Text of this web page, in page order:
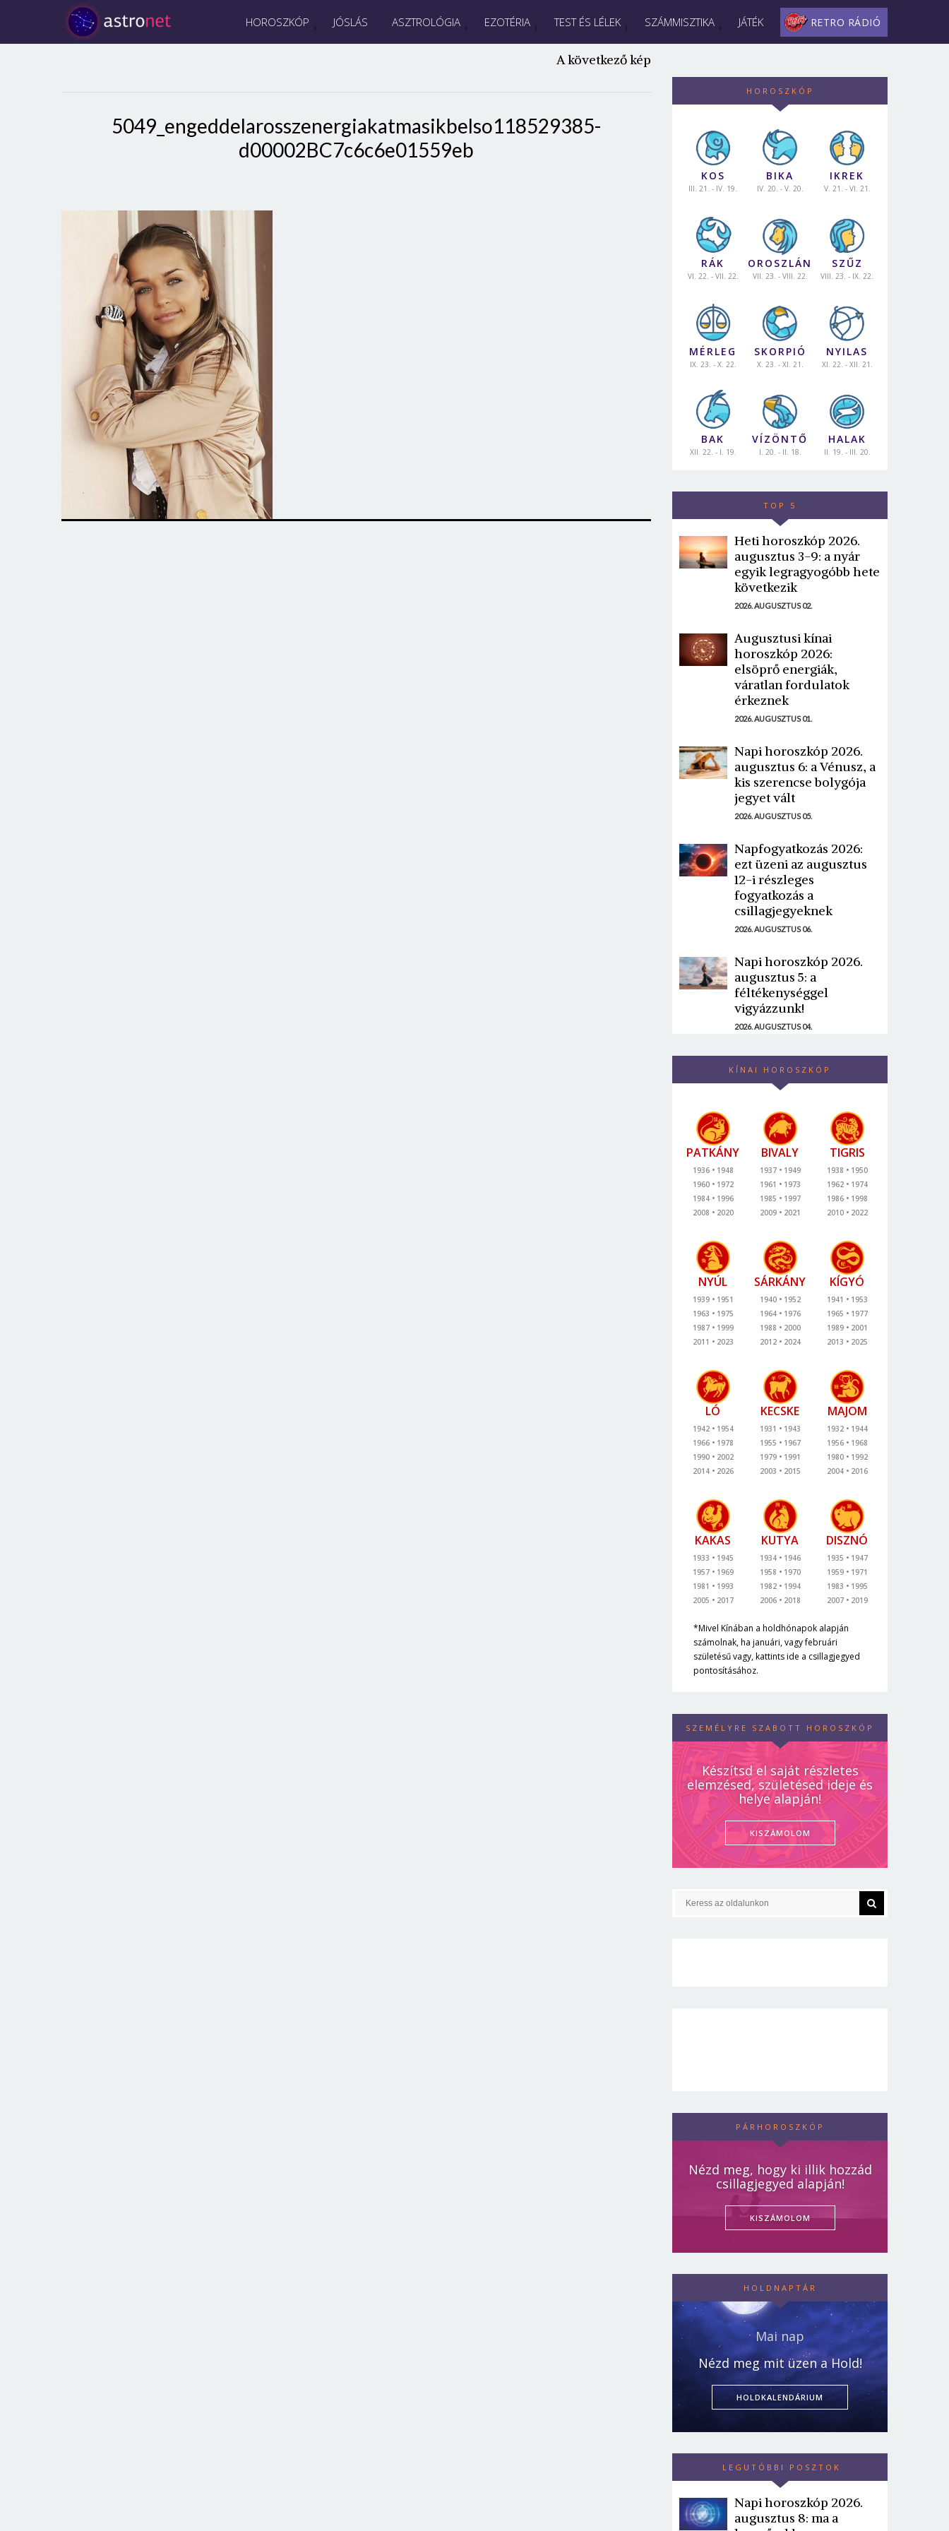
HOROSZKÓP JÓSLÁS ASZTROLÓGIA EZOTÉRIA TEST ÉS LÉLEK SZÁMMISZTIKA JÁTÉK RETRO RÁDIÓ
A következő kép
5049_engeddelarosszenergiakatmasikbelso118529385-
d00002BC7c6c6e01559eb
HOROSZKÓP
KOS
III. 21. - IV. 19.
BIKA
IV. 20. - V. 20.
IKREK
V. 21. - VI. 21.
RÁK
VI. 22. - VII. 22.
OROSZLÁN
VII. 23. - VIII. 22.
SZŰZ
VIII. 23. - IX. 22.
MÉRLEG
IX. 23. - X. 22.
SKORPIÓ
X. 23. - XI. 21.
NYILAS
XI. 22. - XII. 21.
BAK
XII. 22. - I. 19.
VÍZÖNTŐ
I. 20. - II. 18.
HALAK
II. 19. - III. 20.
TOP 5
Heti horoszkóp 2026.
augusztus 3-9: a nyár
egyik legragyogóbb hete
következik
2026. AUGUSZTUS 02.
Augusztusi kínai
horoszkóp 2026:
elsöprő energiák,
váratlan fordulatok
érkeznek
2026. AUGUSZTUS 01.
Napi horoszkóp 2026.
augusztus 6: a Vénusz, a
kis szerencse bolygója
jegyet vált
2026. AUGUSZTUS 05.
Napfogyatkozás 2026:
ezt üzeni az augusztus
12-i részleges
fogyatkozás a
csillagjegyeknek
2026. AUGUSZTUS 06.
Napi horoszkóp 2026.
augusztus 5: a
féltékenységgel
vigyázzunk!
2026. AUGUSZTUS 04.
KÍNAI HOROSZKÓP
PATKÁNY
1936
1948
1960
1972
1984
1996
2008
2020
BIVALY
1937
1949
1961
1973
1985
1997
2009
2021
TIGRIS
1938
1950
1962
1974
1986
1998
2010
2022
NYÚL
1939
1951
1963
1975
1987
1999
2011
2023
SÁRKÁNY
1940
1952
1964
1976
1988
2000
2012
2024
KÍGYÓ
1941
1953
1965
1977
1989
2001
2013
2025
LÓ
1942
1954
1966
1978
1990
2002
2014
2026
KECSKE
1931
1943
1955
1967
1979
1991
2003
2015
MAJOM
1932
1944
1956
1968
1980
1992
2004
2016
KAKAS
1933
1945
1957
1969
1981
1993
2005
2017
KUTYA
1934
1946
1958
1970
1982
1994
2006
2018
DISZNÓ
1935
1947
1959
1971
1983
1995
2007
2019
*Mivel Kínában a holdhónapok alapján
számolnak, ha januári, vagy februári
születésű vagy, kattints ide a csillagjegyed
pontosításához.
SZEMÉLYRE SZABOTT HOROSZKÓP
Készítsd el saját részletes
elemzésed, születésed ideje és
helye alapján!
KISZÁMOLOM
PÁRHOROSZKÓP
Nézd meg, hogy ki illik hozzád
csillagjegyed alapján!
KISZÁMOLOM
HOLDNAPTÁR
Mai nap
Nézd meg mit üzen a Hold!
HOLDKALENDÁRIUM
LEGUTÓBBI POSZTOK
Napi horoszkóp 2026.
augusztus 8: ma a